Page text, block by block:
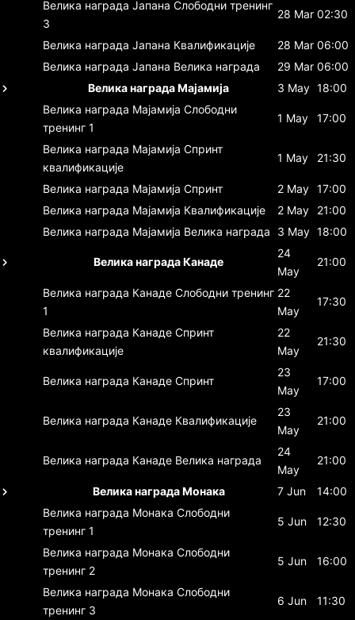
Велика награда Јапана Слободни тренинг
3
28 Mar 02:30
Велика награда Јапана Квалификације 28 Mar 06:00
Велика награда Јапана Велика награда 29 Mar 06:00
Велика награда Мајамија
3 May 18:00
Велика награда Мајамија Слободни
тренинг 1
1 May 17:00
Велика награда Мајамија Спринт
квалификације
1 May 21:30
Велика награда Мајамија Спринт 2 May 17:00
Велика награда Мајамија Квалификације 2 May
21:00
Велика награда Мајамија Велика награда 3 May 18:00
Велика награда Канаде
24
May
21:00
Велика награда Канаде Слободни тренинг
1
22
May
17:30
Велика награда Канаде Спринт
квалификације
22
May
21:30
Велика награда Канаде Спринт
23
May
17:00
Велика награда Канаде Квалификације
23
May
21:00
Велика награда Канаде Велика награда
24
May
21:00
Велика награда Монака 7 Jun
14:00
Велика награда Монака Слободни
тренинг 1
5 Jun 12:30
Велика награда Монака Слободни
тренинг 2
5 Jun 16:00
Велика награда Монака Слободни
тренинг 3
6 Jun 11:30